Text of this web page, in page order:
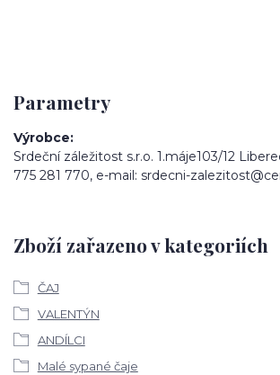
Parametry
Výrobce
Srdeční záležitost s.r.o. 1.máje103/12
775 281 770, e-mail: srdecni-
Zboží zařazeno v kategoriích
ČAJ
VALENTÝN
ANDÍLCI
Malé sypané čaje